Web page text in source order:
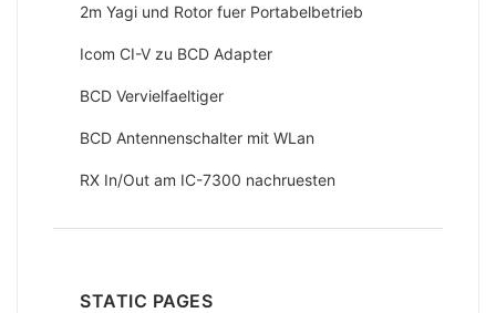
2m Yagi und Rotor fuer Portabelbetrieb
Icom CI-V zu BCD Adapter
BCD Vervielfaeltiger
BCD Antennenschalter mit WLan
RX In/Out am IC-7300 nachruesten
STATIC PAGES